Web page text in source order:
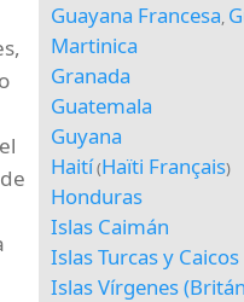
Guayana Francesa,
Martinica
Granada
Guatemala
Guyana
Haití(Haïti Français)
Honduras
Islas Caimán
Islas Turcas y Caicos
Islas Vírgenes